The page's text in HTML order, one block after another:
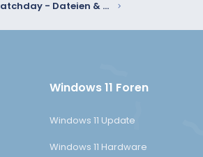
Win 10 September-Patchday - Dateien & Bilder weg
Windows 11 Foren
Windows 11 Update
Windows 11 Hardware